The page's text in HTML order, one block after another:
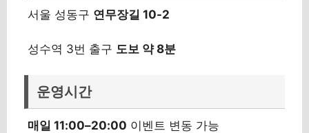
서울 성동구 연무장길 10-2
성수역 3번 출구 도보 약 8분
운영시간
매일 11:00–20:00 이벤트 변동 가능